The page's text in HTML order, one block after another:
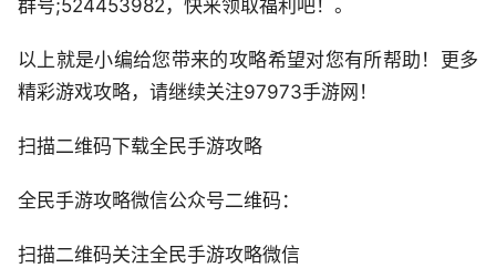
群号;524453982，快来领取福利吧！。
以上就是小编给您带来的攻略希望对您有所帮助！更多
精彩游戏攻略，请继续关注97973手游网！
扫描二维码下载全民手游攻略
全民手游攻略微信公众号二维码：
扫描二维码关注全民手游攻略微信